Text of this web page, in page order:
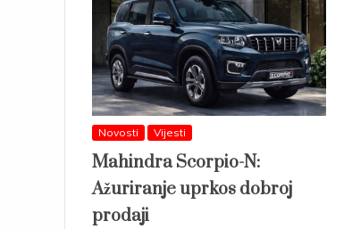
Novosti Vijesti
Mahindra Scorpio-N:
Ažuriranje uprkos dobroj
prodaji